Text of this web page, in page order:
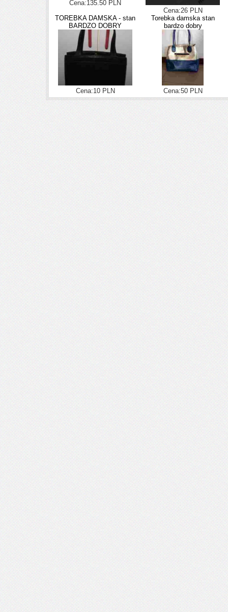
Cena:135.50 PLN
Cena:26 PLN
TOREBKA DAMSKA - stan
BARDZO DOBRY
Cena:10 PLN
Torebka damska stan
bardzo dobry
Cena:50 PLN